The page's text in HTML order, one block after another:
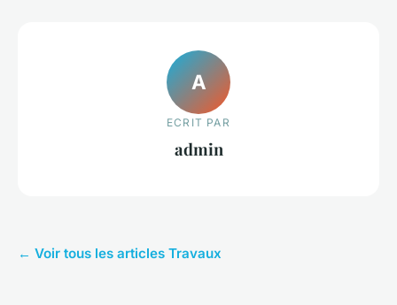
A
ECRIT PAR
admin
← Voir tous les articles Travaux